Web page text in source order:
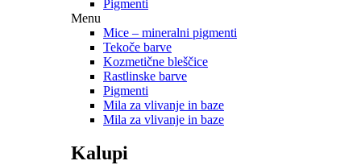
Pigmenti
Menu
Mice – mineralni pigmenti
Tekoče barve
Kozmetične bleščice
Rastlinske barve
Pigmenti
Mila za vlivanje in baze
Mila za vlivanje in baze
Kalupi